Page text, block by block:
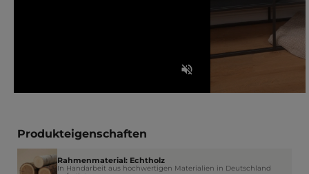
Produkteigenschaften
Rahmenmaterial: Echtholz
In Handarbeit aus hochwertigen Materialien in Deutschland